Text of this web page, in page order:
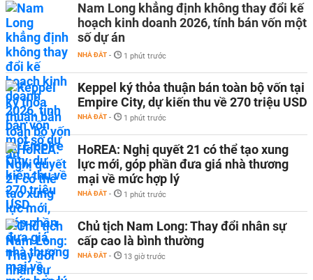
Nam Long khẳng định không thay đổi kế
hoạch kinh doanh 2026, tính bán vốn một
số dự án
NHÀ ĐẤT - 1 phút trước
Keppel ký thỏa thuận bán toàn bộ vốn tại
Empire City, dự kiến thu về 270 triệu USD
NHÀ ĐẤT - 1 phút trước
HoREA: Nghị quyết 21 có thể tạo xung
lực mới, góp phần đưa giá nhà thương
mại về mức hợp lý
NHÀ ĐẤT - 1 phút trước
Chủ tịch Nam Long: Thay đổi nhân sự
cấp cao là bình thường
NHÀ ĐẤT - 13 giờ trước